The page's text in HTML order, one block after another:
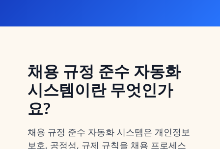
채용 규정 준수 자동화
시스템이란 무엇인가
요?
채용 규정 준수 자동화 시스템은 개인정보
보호, 공정성, 규제 규칙을 채용 프로세스